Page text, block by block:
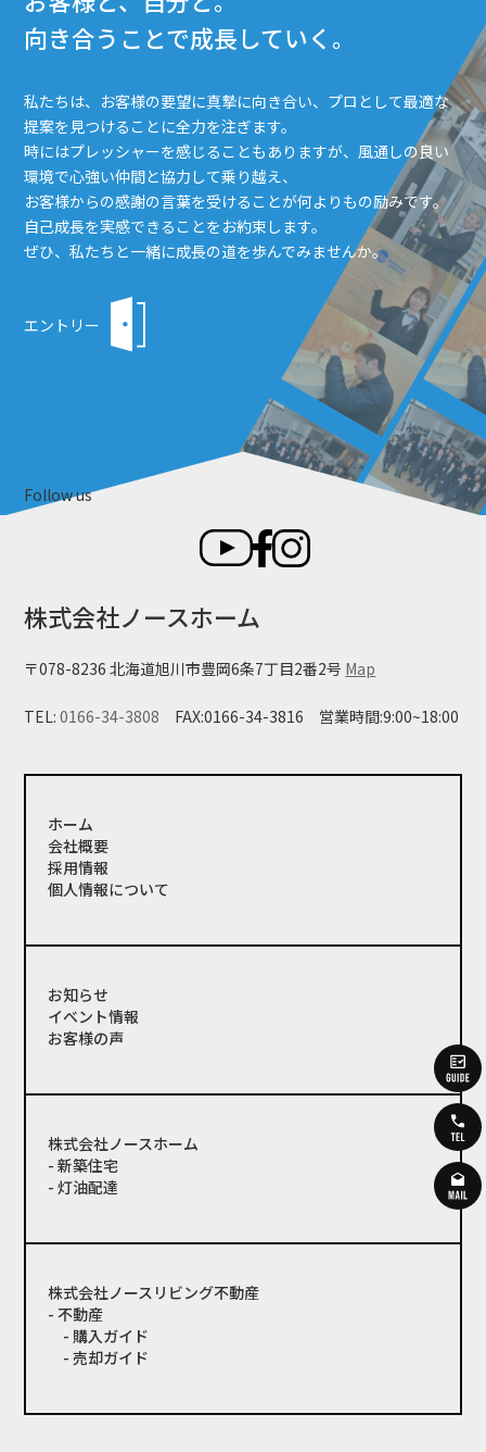
向き合うことで成長していく。
私たちは、お客様の要望に真摯に向き合い、プロとして最適な
提案を見つけることに全力を注ぎます。
時にはプレッシャーを感じることもありますが、風通しの良い
環境で心強い仲間と協力して乗り越え、
お客様からの感謝の言葉を受けることが何よりもの励みです。
自己成長を実感できることをお約束します。
ぜひ、私たちと一緒に成長の道を歩んでみませんか。
エントリー
Follow us
ホーム
会社概要
採用情報
個人情報について
お知らせ
イベント情報
お客様の声
株式会社ノースホーム
- 新築住宅
- 灯油配達
株式会社ノースリビング不動産
- 不動産
- 購入ガイド
- 売却ガイド
株式会社ノースホーム
〒078-8236 北海道旭川市豊岡6条7丁目2番2号 Map
TEL:0166-34-3808 FAX:0166-34-3816 営業時間:9:00~18:00